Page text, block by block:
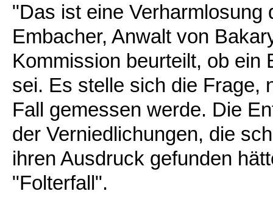
"Das ist eine Verharmlosung
Embacher, Anwalt von
Kommission beurteilt, ob ein
sei. Es stelle sich die Frage,
Fall gemessen werde. Die
der Verniedlichungen, die
ihren Ausdruck gefunden
"Folterfall".